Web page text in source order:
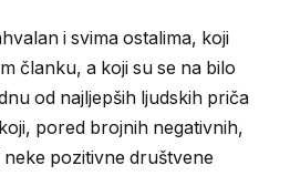
i svima ostalima, koji
članku, a koji su se na bilo
od najljepših ljudskih priča
pored brojnih negativnih,
neke pozitivne društvene